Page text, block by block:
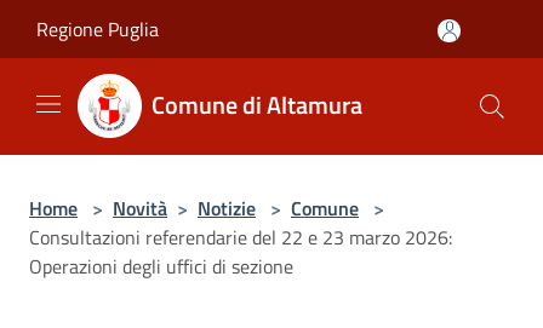
Regione Puglia
Comune di Altamura
Home > Novità > Notizie > Comune >
Consultazioni referendarie del 22 e 23 marzo 2026:
Operazioni degli uffici di sezione